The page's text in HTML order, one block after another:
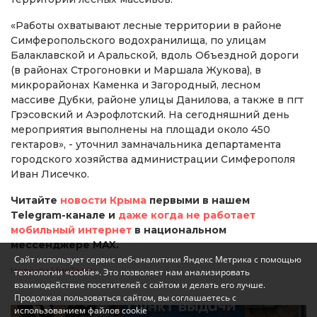
«Работы охватывают лесные территории в районе
Симферопольского водохранилища, по улицам
Балаклавской и Аральской, вдоль Объездной дороги
(в районах Строгоновки и Маршала Жукова), в
микрорайонах Каменка и Загородный, лесном
массиве Дубки, районе улицы Данилова, а также в пгт
Грэсовский и Аэрофлотский. На сегодняшний день
мероприятия выполнены на площади около 450
гектаров», - уточнил замначальника департамента
городского хозяйства администрации Симферополя
Иван Лисечко.
Читайте новости Крыма первыми в нашем
Telegram-канале и даже когда не работает
мобильный интернет в национальном
мессенджере MAX.
Новости МирТесен
Сайт использует сервис веб-аналитики Яндекс Метрика с помощью
технологии «cookie». Это позволяет нам анализировать
взаимодействие посетителей с сайтом и делать его лучше.
Продолжая пользоваться сайтом, вы соглашаетесь с
использованием файлов cookie